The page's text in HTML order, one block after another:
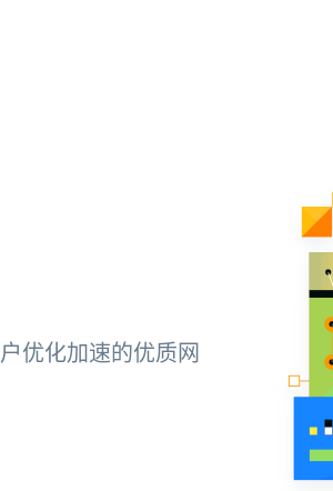
优化加速的优质网